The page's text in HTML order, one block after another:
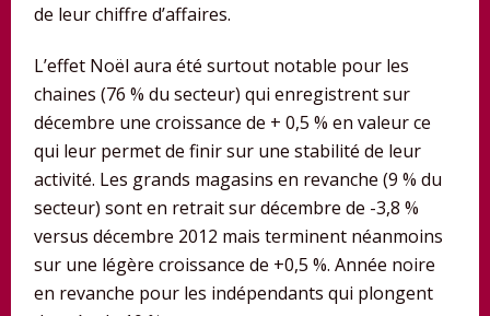
de leur chiffre d’affaires.
L’effet Noël aura été surtout notable pour les
chaines (76 % du secteur) qui enregistrent sur
décembre une croissance de + 0,5 % en valeur ce
qui leur permet de finir sur une stabilité de leur
activité. Les grands magasins en revanche (9 % du
secteur) sont en retrait sur décembre de -3,8 %
versus décembre 2012 mais terminent néanmoins
sur une légère croissance de +0,5 %. Année noire
en revanche pour les indépendants qui plongent